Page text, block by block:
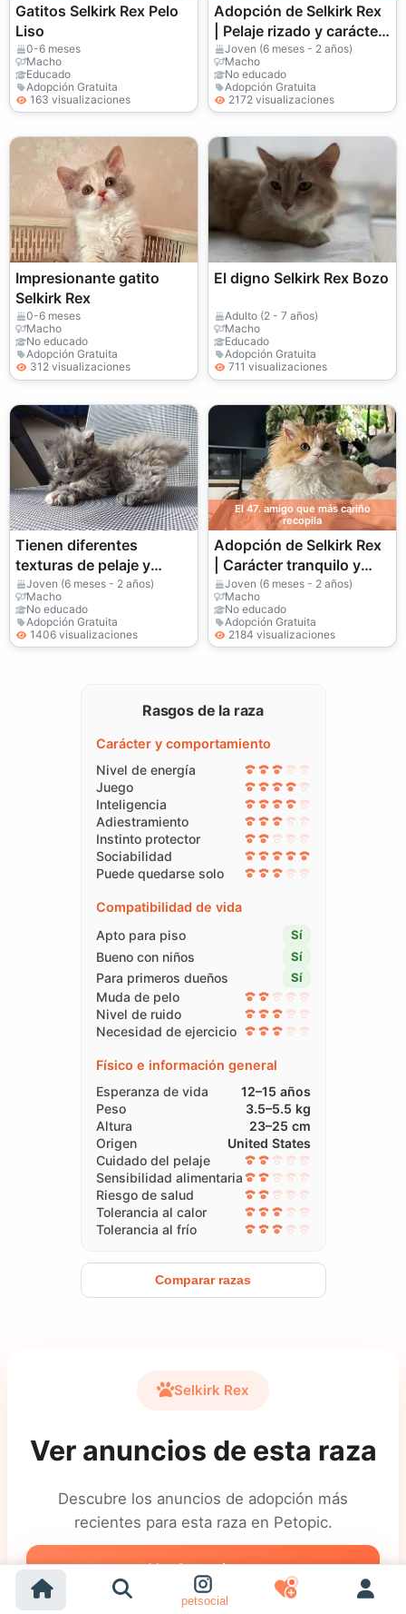
petsocial
Gatitos Selkirk Rex Pelo
Liso
0-6 meses
Macho
Educado
Adopción Gratuita
163 visualizaciones
Adopción de Selkirk Rex
| Pelaje rizado y carácter
dulce
Joven (6 meses - 2 años)
Macho
No educado
Adopción Gratuita
2172 visualizaciones
Impresionante gatito
Selkirk Rex
0-6 meses
Macho
No educado
Adopción Gratuita
312 visualizaciones
El digno Selkirk Rex Bozo
Adulto (2 - 7 años)
Macho
Educado
Adopción Gratuita
711 visualizaciones
Tienen diferentes
texturas de pelaje y
requieren un aseo
regular.
Joven (6 meses - 2 años)
Macho
No educado
Adopción Gratuita
1406 visualizaciones
El 47. amigo que más cariño
recopila
Adopción de Selkirk Rex
| Carácter tranquilo y
apacible
Joven (6 meses - 2 años)
Macho
No educado
Adopción Gratuita
2184 visualizaciones
Rasgos de la raza
Carácter y comportamiento
Nivel de energía
Juego
Inteligencia
Adiestramiento
Instinto protector
Sociabilidad
Puede quedarse solo
Compatibilidad de vida
Apto para piso
Sí
Bueno con niños Sí
Para primeros dueños Sí
Muda de pelo
Nivel de ruido
Necesidad de ejercicio
Físico e información general
Esperanza de vida
12–15 años
Peso
3.5–5.5 kg
Altura
23–25 cm
Origen
United States
Cuidado del pelaje
Sensibilidad alimentaria
Riesgo de salud
Tolerancia al calor
Tolerancia al frío
Comparar razas
Selkirk Rex
Ver anuncios de esta raza
Descubre los anuncios de adopción más
recientes para esta raza en Petopic.
Ver Anuncios